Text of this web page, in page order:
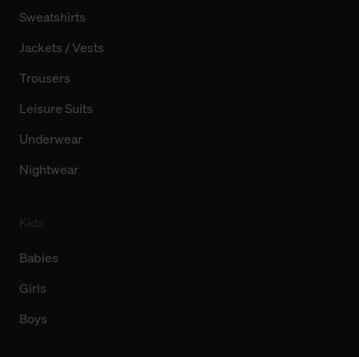
Sweatshirts
Jackets / Vests
Trousers
Leisure Suits
Underwear
Nightwear
Babies
Girls
Boys